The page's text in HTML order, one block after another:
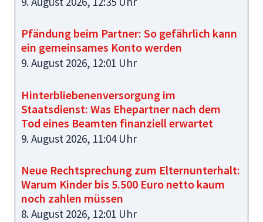
Pfändung beim Partner: So gefährlich kann
ein gemeinsames Konto werden
9. August 2026, 12:01 Uhr
Hinterbliebenenversorgung im
Staatsdienst: Was Ehepartner nach dem
Tod eines Beamten finanziell erwartet
9. August 2026, 11:04 Uhr
Neue Rechtsprechung zum Elternunterhalt:
Warum Kinder bis 5.500 Euro netto kaum
noch zahlen müssen
8. August 2026, 12:01 Uhr